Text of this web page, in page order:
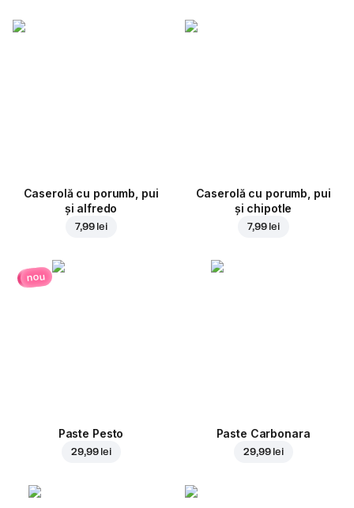
Caserolă cu porumb, pui
și alfredo
7,99 lei
Caserolă cu porumb, pui
și chipotle
7,99 lei
nou
Paste Pesto
29,99 lei
Paste Carbonara
29,99 lei